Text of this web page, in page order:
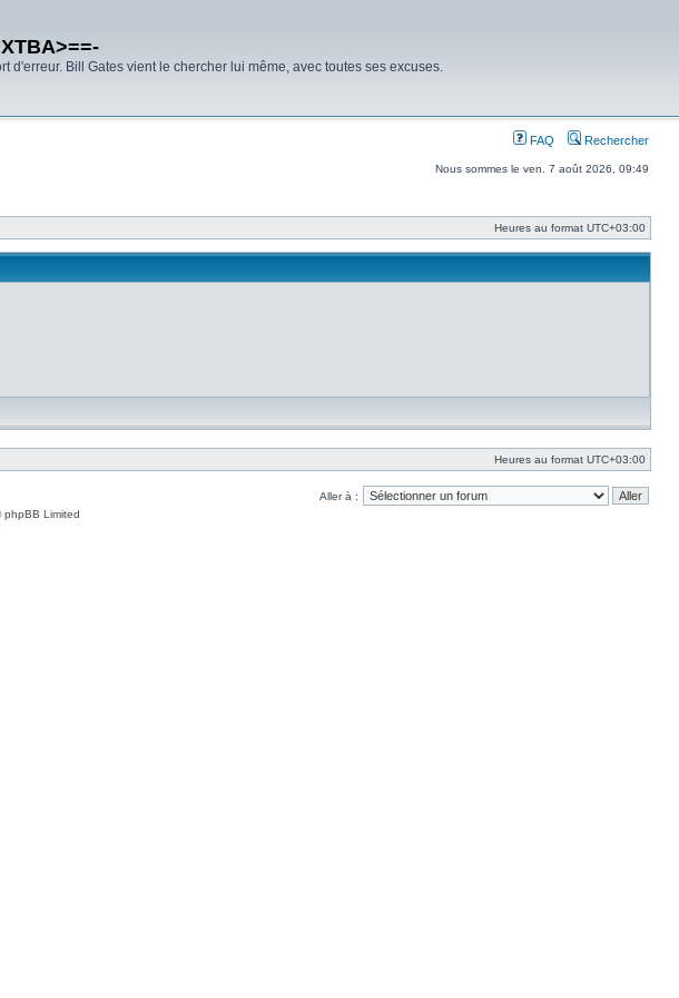
Bill Gates vient le chercher lui même, avec toutes ses excuses.
FAQ Rechercher
Nous sommes le ven. 7 août 2026, 09:49
Heures au format UTC+03:00
Heures au format UTC+03:00
Aller à :
Limited